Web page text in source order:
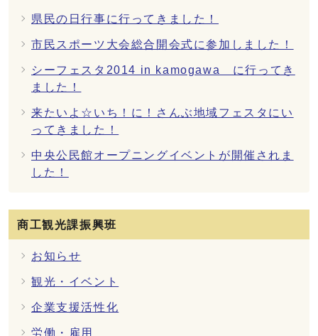
県民の日行事に行ってきました！
市民スポーツ大会総合開会式に参加しました！
シーフェスタ2014 in kamogawa に行ってき
ました！
来たいよ☆いち！に！さんぶ地域フェスタにい
ってきました！
中央公民館オープニングイベントが開催されま
した！
商工観光課振興班
お知らせ
観光・イベント
企業支援活性化
労働・雇用